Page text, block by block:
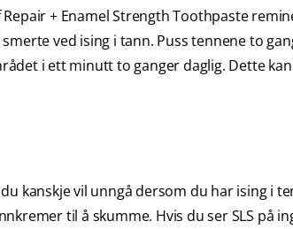
Repair + Enamel Strength Toothpaste
ved ising i tann. Puss tennene to
i ett minutt to ganger daglig. Dette
kanskje vil unngå dersom du har ising i
til å skumme. Hvis du ser SLS på